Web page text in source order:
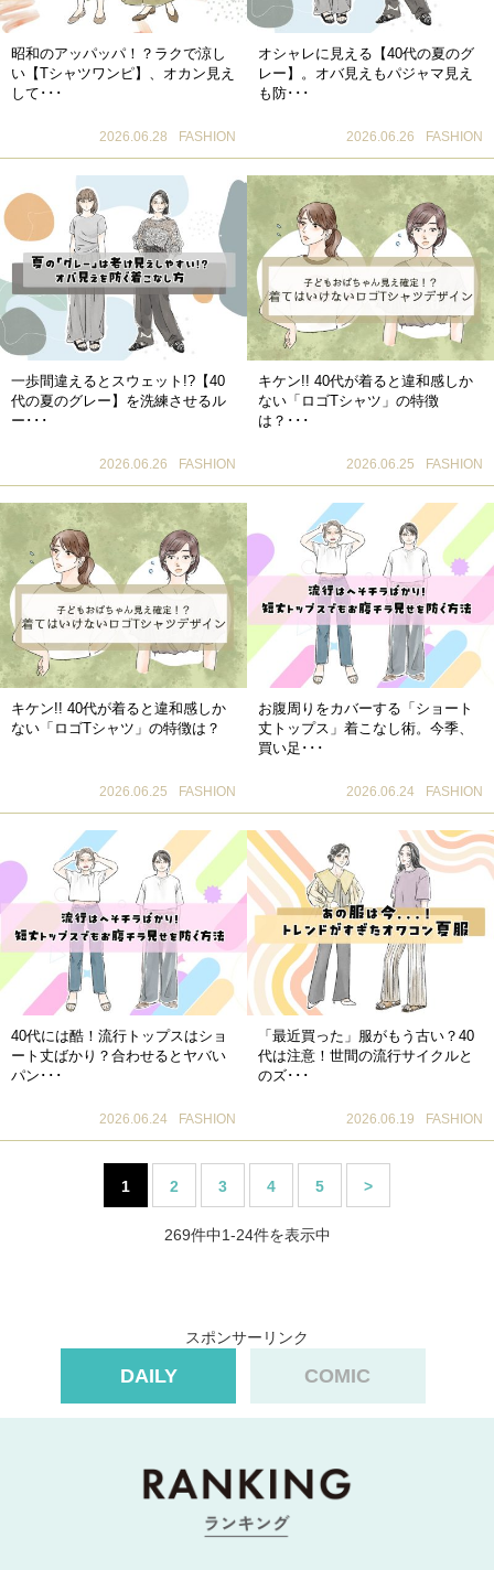
昭和のアッパッパ！？ラクで涼し
い【Tシャツワンピ】、オカン見え
して･･･
2026.06.28 FASHION
オシャレに見える【40代の夏のグ
レー】。オバ見えもパジャマ見え
も防･･･
2026.06.26 FASHION
一歩間違えるとスウェット!?【40
代の夏のグレー】を洗練させるル
ー･･･
2026.06.26 FASHION
キケン!! 40代が着ると違和感しか
ない「ロゴTシャツ」の特徴
は？･･･
2026.06.25 FASHION
キケン!! 40代が着ると違和感しか
ない「ロゴTシャツ」の特徴は？
2026.06.25 FASHION
お腹周りをカバーする「ショート
丈トップス」着こなし術。今季、
買い足･･･
2026.06.24 FASHION
40代には酷！流行トップスはショ
ート丈ばかり？合わせるとヤバい
パン･･･
2026.06.24 FASHION
「最近買った」服がもう古い？40
代は注意！世間の流行サイクルと
のズ･･･
2026.06.19 FASHION
1 2 3 4 5 >
269件中1-24件を表示中
スポンサーリンク
DAILY COMIC